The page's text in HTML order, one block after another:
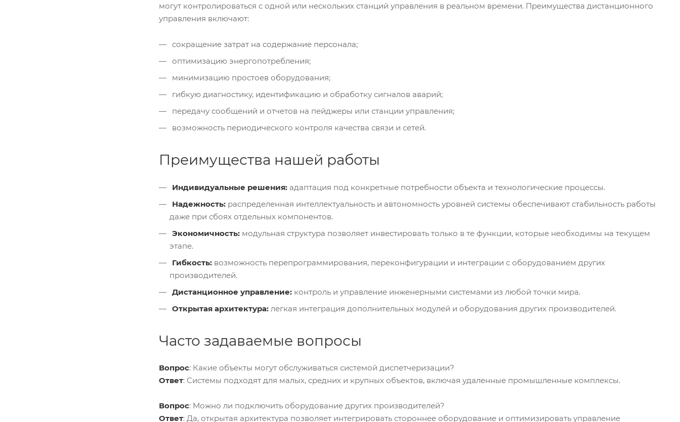
могут контролироваться с одной или нескольких станций управления в реальном времени. Преимущества дистанционного
управления включают:
сокращение затрат на содержание персонала;
оптимизацию энергопотребления;
минимизацию простоев оборудования;
гибкую диагностику, идентификацию и обработку сигналов аварий;
передачу сообщений и отчетов на пейджеры или станции управления;
возможность периодического контроля качества связи и сетей.
Преимущества нашей работы
Индивидуальные решения: адаптация под конкретные потребности объекта и технологические процессы.
Надежность: распределенная интеллектуальность и автономность уровней системы обеспечивают стабильность работы
даже при сбоях отдельных компонентов.
Экономичность: модульная структура позволяет инвестировать только в те функции, которые необходимы на текущем
этапе.
Гибкость: возможность перепрограммирования, переконфигурации и интеграции с оборудованием других
производителей.
Дистанционное управление: контроль и управление инженерными системами из любой точки мира.
Открытая архитектура: легкая интеграция дополнительных модулей и оборудования других производителей.
Часто задаваемые вопросы
Вопрос: Какие объекты могут обслуживаться системой диспетчеризации?
Ответ: Системы подходят для малых, средних и крупных объектов, включая удаленные промышленные комплексы.
Вопрос: Можно ли подключить оборудование других производителей?
Ответ: Да, открытая архитектура позволяет интегрировать стороннее оборудование и оптимизировать управление